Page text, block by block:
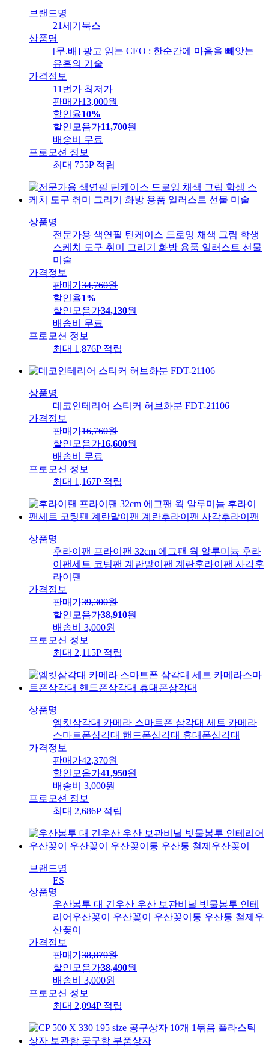
브랜드명
21세기북스
상품명
[무.배] 광고 읽는 CEO : 한순간에 마음을 빼앗는
유혹의 기술
가격정보
11번가 최저가
판매가13,000원
할인율10%
할인모음가11,700원
배송비
무료
프로모션 정보
최대 755P 적립
상품명
전문가용 색연필 틴케이스 드로잉 채색 그림 학생
스케치 도구 취미 그리기 화방 용품 일러스트 선물
미술
가격정보
판매가34,760원
할인율1%
할인모음가34,130원
배송비
무료
프로모션 정보
최대 1,876P 적립
상품명
데코인테리어 스티커 허브화분 FDT-21106
가격정보
판매가16,760원
할인모음가16,600원
배송비
무료
프로모션 정보
최대 1,167P 적립
상품명
후라이팬 프라이팬 32cm 에그팬 웍 알루미늄 후라
이팬세트 코팅팬 계란말이팬 계란후라이팬 사각후
라이팬
가격정보
판매가39,300원
할인모음가38,910원
배송비
3,000원
프로모션 정보
최대 2,115P 적립
상품명
엠킷삼각대 카메라 스마트폰 삼각대 세트 카메라
스마트폰삼각대 핸드폰삼각대 휴대폰삼각대
가격정보
판매가42,370원
할인모음가41,950원
배송비
3,000원
프로모션 정보
최대 2,686P 적립
브랜드명
ES
상품명
우산봉투 대 긴우산 우산 보관비닐 빗물봉투 인테
리어우산꽂이 우산꽃이 우산꽂이통 우산통 철제우
산꽂이
가격정보
판매가38,870원
할인모음가38,490원
배송비
3,000원
프로모션 정보
최대 2,094P 적립